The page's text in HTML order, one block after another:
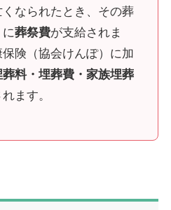
なられたとき、その葬
葬祭費が支給されま
険（協会けんぽ）に加
料・埋葬費・家族埋葬
ます。